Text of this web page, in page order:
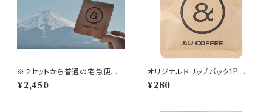
※２セットから普通の宅急便に
なります！送料お得ドリップパッ
ク10個セット
¥2,450
オリジナルドリップパック1P カフ
ェインレス
¥280